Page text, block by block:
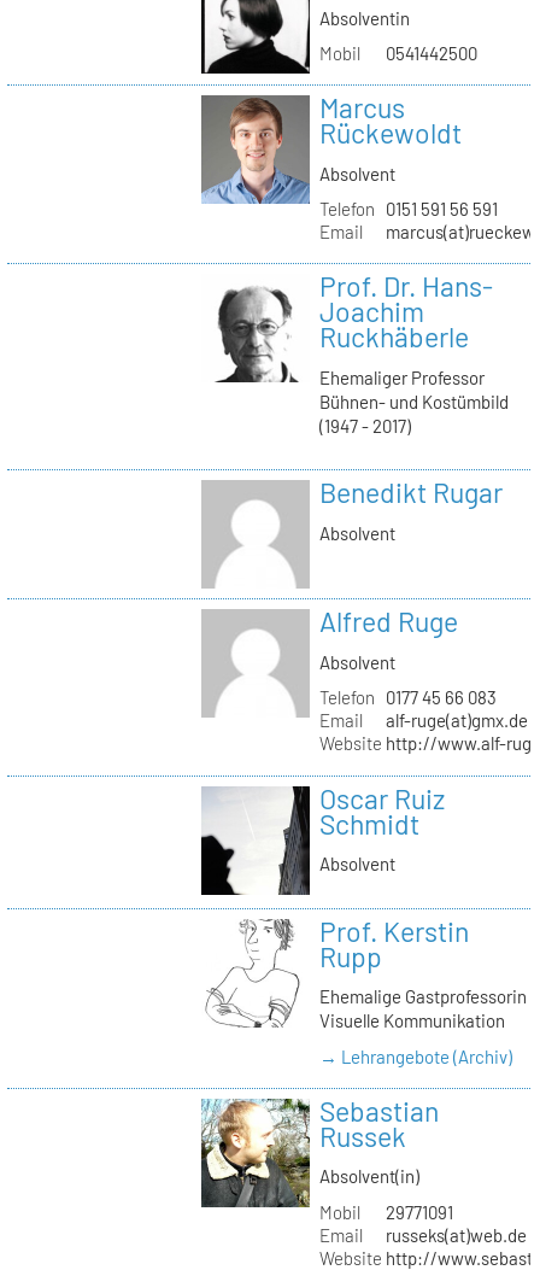
Absolventin
Mobil
0541442500
Marcus
Rückewoldt
Absolvent
Telefon
0151 591 56 591
Email
Prof. Dr. Hans-
Joachim
Ruckhäberle
Ehemaliger Professor
Bühnen- und Kostümbild
(1947 - 2017)
Benedikt Rugar
Absolvent
Alfred Ruge
Absolvent
Telefon
0177 45 66 083
Email
alf-ruge(at)gmx.de
Website http://www.alf-
Oscar Ruiz
Schmidt
Absolvent
Prof. Kerstin
Rupp
Ehemalige Gastprofessorin
Visuelle Kommunikation
→ Lehrangebote (Archiv)
Sebastian
Russek
Absolvent(in)
Mobil
29771091
Email
russeks(at)web.de
Website http://